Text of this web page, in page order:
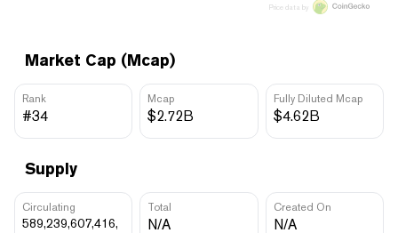
Market Cap (Mcap)
Rank
#34
Mcap
$2.72B
Fully Diluted Mcap
$4.62B
Supply
Circulating
589,239,607,416,
Total
N/A
Created On
N/A
Price data by